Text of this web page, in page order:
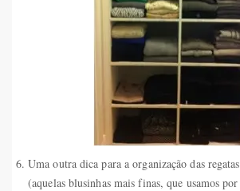
Uma outra dica para a organização das
(aquelas blusinhas mais finas, que usamos